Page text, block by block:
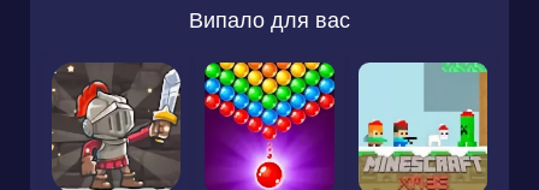
Випало для вас